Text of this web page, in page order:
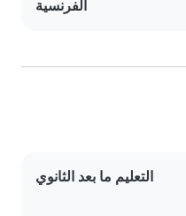
الفرنسية
التعليم ما بعد الثانوي